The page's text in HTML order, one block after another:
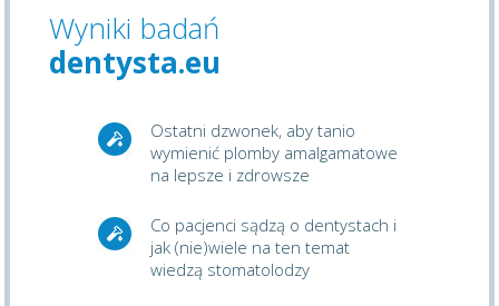
Wyniki badań
dentysta.eu
Ostatni dzwonek, aby tanio
wymienić plomby amalgamatowe
na lepsze i zdrowsze
Co pacjenci sądzą o dentystach i
jak (nie)wiele na ten temat
wiedzą stomatolodzy